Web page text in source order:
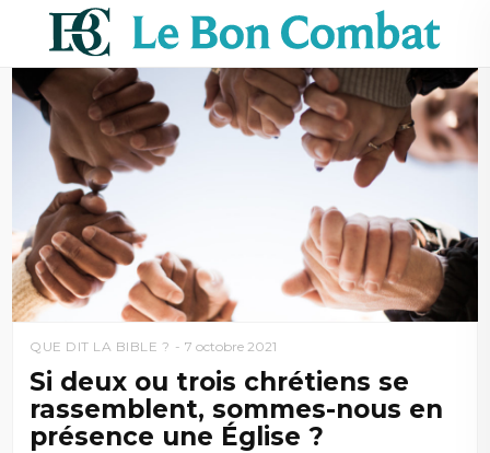
QUE DIT LA BIBLE ? 7 octobre 2021
Si deux ou trois chrétiens se
rassemblent, sommes-nous en
présence une Église ?